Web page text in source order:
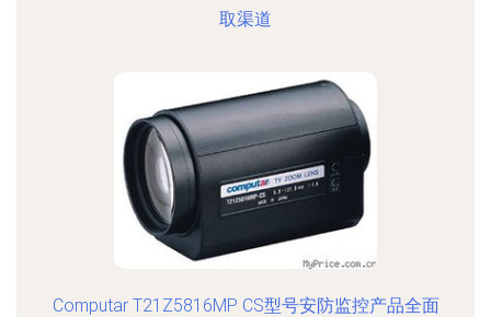
取渠道
Computar T21Z5816MP CS型号安防监控产品全面